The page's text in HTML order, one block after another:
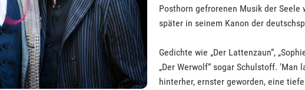
Posthorn gefrorenen Musik der
später in seinem Kanon der
Gedichte wie „Der Lattenzaun“,
„Der Werwolf“ sogar Schulstoff.
hinterher, ernster geworden, eine